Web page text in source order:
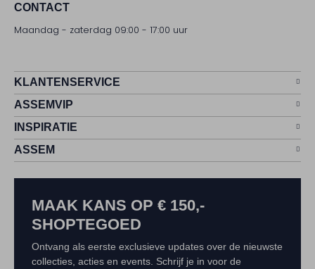
CONTACT
Maandag - zaterdag 09:00 - 17:00 uur
KLANTENSERVICE
ASSEMVIP
INSPIRATIE
ASSEM
MAAK KANS OP € 150,-
SHOPTEGOED
Ontvang als eerste exclusieve updates over de nieuwste
collecties, acties en events. Schrijf je in voor de